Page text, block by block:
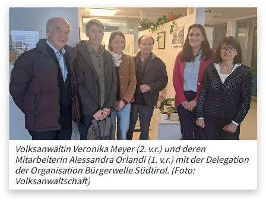
Volksanwältin Veronika Meyer (2. v.r.) und deren
Mitarbeiterin Alessandra Orlandi (1. v.r.) mit der Delegation
der Organisation Bürgerwelle Südtirol. (Foto:
Volksanwaltschaft)